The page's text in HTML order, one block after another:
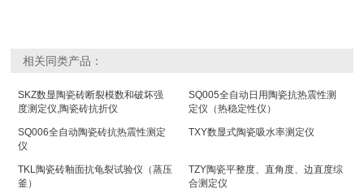
相关同类产品：
SKZ数显陶瓷砖断裂模数和破坏强
度测定仪,陶瓷砖抗折仪
SQ005全自动日用陶瓷抗热震性测
定仪（热稳定性仪）
SQ006全自动陶瓷砖抗热震性测定
仪
TXY数显式陶瓷吸水率测定仪
TKL陶瓷砖釉面抗龟裂试验仪（蒸压
釜）
TZY陶瓷平整度、直角度、边直度综
合测定仪